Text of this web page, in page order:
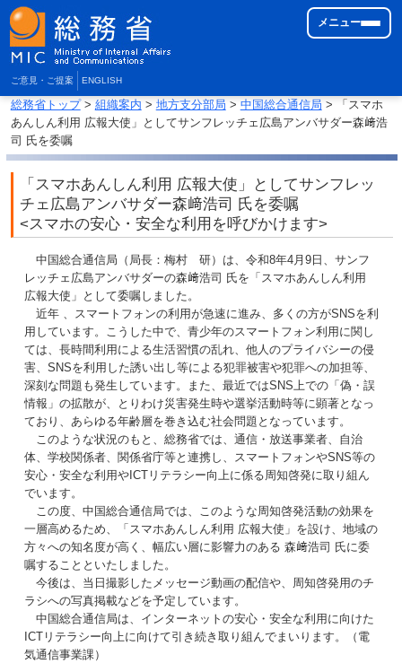
ご意見・ご提案 ENGLISH
メニュー
総務省トップ> 組織案内 > 地方支分部局 > 中国総合通信局 > 「スマホ
あんしん利用 広報大使」としてサンフレッチェ広島アンバサダー森﨑浩
司 氏を委嘱
「スマホあんしん利用 広報大使」としてサンフレッ
チェ広島アンバサダー森﨑浩司 氏を委嘱
<スマホの安心・安全な利用を呼びかけます>
中国総合通信局（局長：梅村 研）は、令和8年4月9日、サンフ
レッチェ広島アンバサダーの森﨑浩司 氏を「スマホあんしん利用
広報大使」として委嘱しました。
近年 、スマートフォンの利用が急速に進み、多くの方がSNSを利
用しています。こうした中で、青少年のスマートフォン利用に関し
ては、長時間利用による生活習慣の乱れ、他人のプライバシーの侵
害、SNSを利用した誘い出し等による犯罪被害や犯罪への加担等、
深刻な問題も発生しています。また、最近ではSNS上での「偽・誤
情報」の拡散が、とりわけ災害発生時や選挙活動時等に顕著となっ
ており、あらゆる年齢層を巻き込む社会問題となっています。
このような状況のもと、総務省では、通信・放送事業者、自治
体、学校関係者、関係省庁等と連携し、スマートフォンやSNS等の
安心・安全な利用やICTリテラシー向上に係る周知啓発に取り組ん
でいます。
この度、中国総合通信局では、このような周知啓発活動の効果を
一層高めるため、「スマホあんしん利用 広報大使」を設け、地域の
方々への知名度が高く、幅広い層に影響力のある 森﨑浩司 氏に委
嘱することといたしました。
今後は、当日撮影したメッセージ動画の配信や、周知啓発用のチ
ラシへの写真掲載などを予定しています。
中国総合通信局は、インターネットの安心・安全な利用に向けた
ICTリテラシー向上に向けて引き続き取り組んでまいります。（電
気通信事業課）